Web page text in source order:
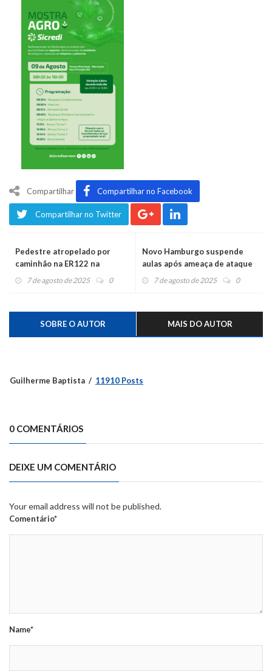
Compartilhar Compartilhar no Facebook
Compartilhar no Twitter
Pedestre atropelado por
caminhão na ER122 na
Conceição está em estado
7 de agosto de 2025 0
Novo Hamburgo suspende
aulas após ameaça de ataque
a escola7 de agosto de 2025 0
SOBRE O AUTOR MAIS DO AUTOR
Guilherme Baptista 11910 Posts
0 COMENTÁRIOS
DEIXE UM COMENTÁRIO
Your email address will not be published.
Comentário*
Name*